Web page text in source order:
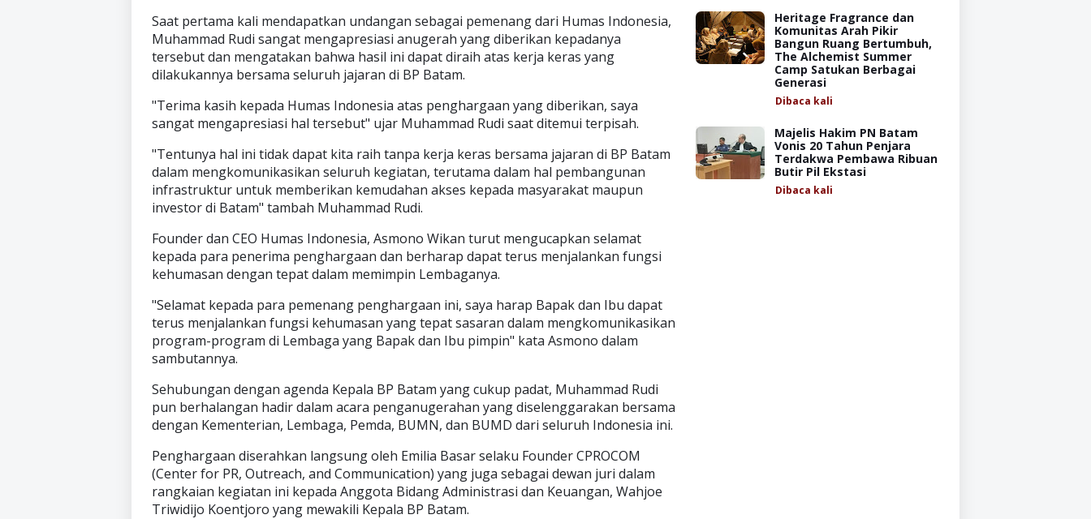
Saat pertama kali mendapatkan undangan sebagai pemenang dari Humas Indonesia,
Muhammad Rudi sangat mengapresiasi anugerah yang diberikan kepadanya
tersebut dan mengatakan bahwa hasil ini dapat diraih atas kerja keras yang
dilakukannya bersama seluruh jajaran di BP Batam.
"Terima kasih kepada Humas Indonesia atas penghargaan yang diberikan, saya
sangat mengapresiasi hal tersebut" ujar Muhammad Rudi saat ditemui terpisah.
"Tentunya hal ini tidak dapat kita raih tanpa kerja keras bersama jajaran di BP Batam
dalam mengkomunikasikan seluruh kegiatan, terutama dalam hal pembangunan
infrastruktur untuk memberikan kemudahan akses kepada masyarakat maupun
investor di Batam" tambah Muhammad Rudi.
Founder dan CEO Humas Indonesia, Asmono Wikan turut mengucapkan selamat
kepada para penerima penghargaan dan berharap dapat terus menjalankan fungsi
kehumasan dengan tepat dalam memimpin Lembaganya.
"Selamat kepada para pemenang penghargaan ini, saya harap Bapak dan Ibu dapat
terus menjalankan fungsi kehumasan yang tepat sasaran dalam mengkomunikasikan
program-program di Lembaga yang Bapak dan Ibu pimpin" kata Asmono dalam
sambutannya.
Sehubungan dengan agenda Kepala BP Batam yang cukup padat, Muhammad Rudi
pun berhalangan hadir dalam acara penganugerahan yang diselenggarakan bersama
dengan Kementerian, Lembaga, Pemda, BUMN, dan BUMD dari seluruh Indonesia ini.
Penghargaan diserahkan langsung oleh Emilia Basar selaku Founder CPROCOM
(Center for PR, Outreach, and Communication) yang juga sebagai dewan juri dalam
rangkaian kegiatan ini kepada Anggota Bidang Administrasi dan Keuangan, Wahjoe
Triwidijo Koentjoro yang mewakili Kepala BP Batam.
Heritage Fragrance dan
Komunitas Arah Pikir
Bangun Ruang Bertumbuh,
The Alchemist Summer
Camp Satukan Berbagai
Generasi
Dibaca kali
Majelis Hakim PN Batam
Vonis 20 Tahun Penjara
Terdakwa Pembawa Ribuan
Butir Pil Ekstasi
Dibaca kali